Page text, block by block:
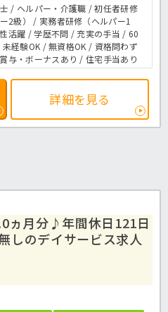
/ ヘルパー・介護職 / 初任者研修
ー2級） / 実務者研修（ヘルパー1
活躍 / 学歴不問 / 充実の手当 / 60
経験OK / 無資格OK / 資格問わず
与・ボーナスあり / 住宅手当あり
詳細を見る
ヵ月分♪年間休日121日
しのデイサービス求人